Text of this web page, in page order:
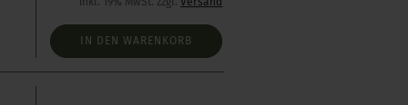
IN DEN WARENKORB